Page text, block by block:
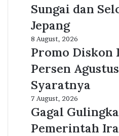
Rahasia
Bersihnya
Air
Sungai
dan
Selokan
di
Jepang
Sungai dan
Jepang
Promo
Diskon
50
Persen
Agustus
2026,
Cek
Syaratnya
8 August, 2026
Promo Diskon
Persen
Syaratnya
Gagal
Gulingkan
Pemerintah
Iran,
7 August, 2026
Gagal
Pemerintah